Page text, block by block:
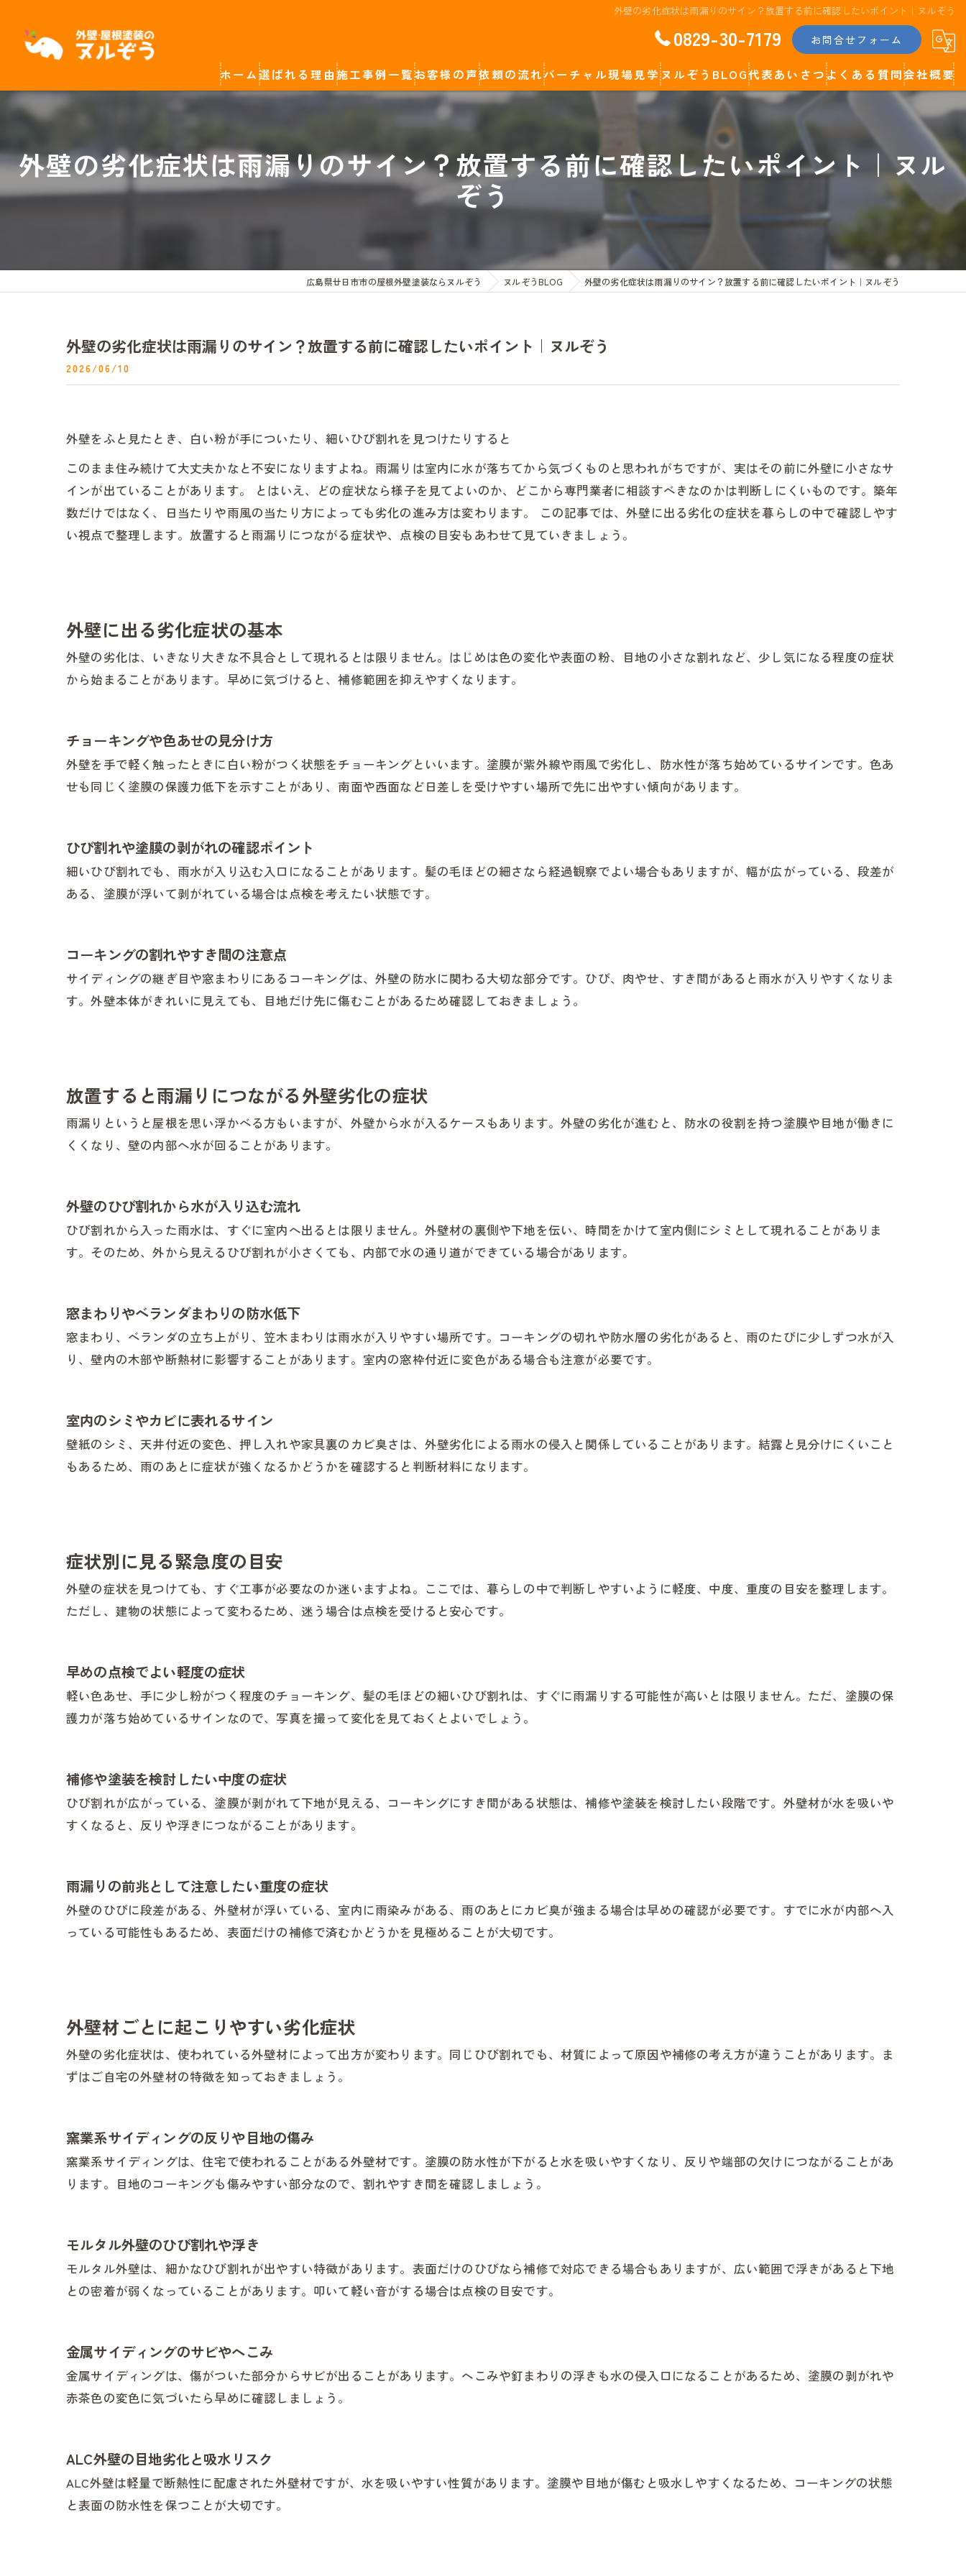
外壁の劣化症状は雨漏りのサイン？放置する前に確認したいポイント｜ヌルぞう
0829-30-7179 お問合せフォーム
ホーム選ばれる理由施工事例一覧
廿日市市の屋根外壁塗装
岩国市の屋根外壁塗装
広島市の屋根外壁塗装
お客様の声依頼の流れバーチャル現場見学ヌルぞうBLOG代表あいさつ
代表コラム
よくある質問会社概要
外壁の劣化症状は雨漏りのサイン？放置する前に確認したいポイント｜ヌル
ぞう
広島県廿日市市の屋根外壁塗装ならヌルぞう ヌルぞうBLOG 外壁の劣化症状は雨漏りのサイン？放置する前に確認したいポイント｜ヌルぞう
外壁の劣化症状は雨漏りのサイン？放置する前に確認したいポイント｜ヌルぞう
2026/06/10
外壁をふと見たとき、白い粉が手についたり、細いひび割れを見つけたりすると
このまま住み続けて大丈夫かなと不安になりますよね。雨漏りは室内に水が落ちてから気づくものと思われがちですが、実はその前に外壁に小さなサ
インが出ていることがあります。 とはいえ、どの症状なら様子を見てよいのか、どこから専門業者に相談すべきなのかは判断しにくいものです。築年
数だけではなく、日当たりや雨風の当たり方によっても劣化の進み方は変わります。 この記事では、外壁に出る劣化の症状を暮らしの中で確認しやす
い視点で整理します。放置すると雨漏りにつながる症状や、点検の目安もあわせて見ていきましょう。
外壁に出る劣化症状の基本
外壁の劣化は、いきなり大きな不具合として現れるとは限りません。はじめは色の変化や表面の粉、目地の小さな割れなど、少し気になる程度の症状
から始まることがあります。早めに気づけると、補修範囲を抑えやすくなります。
チョーキングや色あせの見分け方
外壁を手で軽く触ったときに白い粉がつく状態をチョーキングといいます。塗膜が紫外線や雨風で劣化し、防水性が落ち始めているサインです。色あ
せも同じく塗膜の保護力低下を示すことがあり、南面や西面など日差しを受けやすい場所で先に出やすい傾向があります。
ひび割れや塗膜の剥がれの確認ポイント
細いひび割れでも、雨水が入り込む入口になることがあります。髪の毛ほどの細さなら経過観察でよい場合もありますが、幅が広がっている、段差が
ある、塗膜が浮いて剥がれている場合は点検を考えたい状態です。
コーキングの割れやすき間の注意点
サイディングの継ぎ目や窓まわりにあるコーキングは、外壁の防水に関わる大切な部分です。ひび、肉やせ、すき間があると雨水が入りやすくなりま
す。外壁本体がきれいに見えても、目地だけ先に傷むことがあるため確認しておきましょう。
放置すると雨漏りにつながる外壁劣化の症状
雨漏りというと屋根を思い浮かべる方もいますが、外壁から水が入るケースもあります。外壁の劣化が進むと、防水の役割を持つ塗膜や目地が働きに
くくなり、壁の内部へ水が回ることがあります。
外壁のひび割れから水が入り込む流れ
ひび割れから入った雨水は、すぐに室内へ出るとは限りません。外壁材の裏側や下地を伝い、時間をかけて室内側にシミとして現れることがありま
す。そのため、外から見えるひび割れが小さくても、内部で水の通り道ができている場合があります。
窓まわりやベランダまわりの防水低下
窓まわり、ベランダの立ち上がり、笠木まわりは雨水が入りやすい場所です。コーキングの切れや防水層の劣化があると、雨のたびに少しずつ水が入
り、壁内の木部や断熱材に影響することがあります。室内の窓枠付近に変色がある場合も注意が必要です。
室内のシミやカビに表れるサイン
壁紙のシミ、天井付近の変色、押し入れや家具裏のカビ臭さは、外壁劣化による雨水の侵入と関係していることがあります。結露と見分けにくいこと
もあるため、雨のあとに症状が強くなるかどうかを確認すると判断材料になります。
症状別に見る緊急度の目安
外壁の症状を見つけても、すぐ工事が必要なのか迷いますよね。ここでは、暮らしの中で判断しやすいように軽度、中度、重度の目安を整理します。
ただし、建物の状態によって変わるため、迷う場合は点検を受けると安心です。
早めの点検でよい軽度の症状
軽い色あせ、手に少し粉がつく程度のチョーキング、髪の毛ほどの細いひび割れは、すぐに雨漏りする可能性が高いとは限りません。ただ、塗膜の保
護力が落ち始めているサインなので、写真を撮って変化を見ておくとよいでしょう。
補修や塗装を検討したい中度の症状
ひび割れが広がっている、塗膜が剥がれて下地が見える、コーキングにすき間がある状態は、補修や塗装を検討したい段階です。外壁材が水を吸いや
すくなると、反りや浮きにつながることがあります。
雨漏りの前兆として注意したい重度の症状
外壁のひびに段差がある、外壁材が浮いている、室内に雨染みがある、雨のあとにカビ臭が強まる場合は早めの確認が必要です。すでに水が内部へ入
っている可能性もあるため、表面だけの補修で済むかどうかを見極めることが大切です。
外壁材ごとに起こりやすい劣化症状
外壁の劣化症状は、使われている外壁材によって出方が変わります。同じひび割れでも、材質によって原因や補修の考え方が違うことがあります。ま
ずはご自宅の外壁材の特徴を知っておきましょう。
窯業系サイディングの反りや目地の傷み
窯業系サイディングは、住宅で使われることがある外壁材です。塗膜の防水性が下がると水を吸いやすくなり、反りや端部の欠けにつながることがあ
ります。目地のコーキングも傷みやすい部分なので、割れやすき間を確認しましょう。
モルタル外壁のひび割れや浮き
モルタル外壁は、細かなひび割れが出やすい特徴があります。表面だけのひびなら補修で対応できる場合もありますが、広い範囲で浮きがあると下地
との密着が弱くなっていることがあります。叩いて軽い音がする場合は点検の目安です。
金属サイディングのサビやへこみ
金属サイディングは、傷がついた部分からサビが出ることがあります。へこみや釘まわりの浮きも水の侵入口になることがあるため、塗膜の剥がれや
赤茶色の変色に気づいたら早めに確認しましょう。
ALC外壁の目地劣化と吸水リスク
ALC外壁は軽量で断熱性に配慮された外壁材ですが、水を吸いやすい性質があります。塗膜や目地が傷むと吸水しやすくなるため、コーキングの状態
と表面の防水性を保つことが大切です。